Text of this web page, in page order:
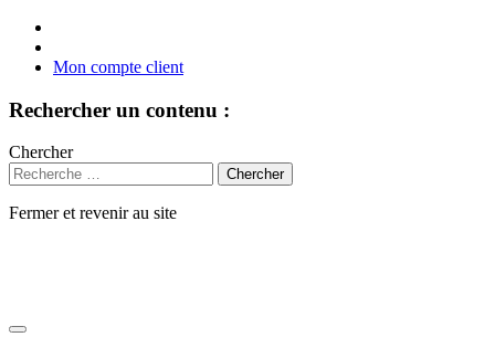
Mon compte client
Rechercher un contenu :
Chercher
Fermer et revenir au site